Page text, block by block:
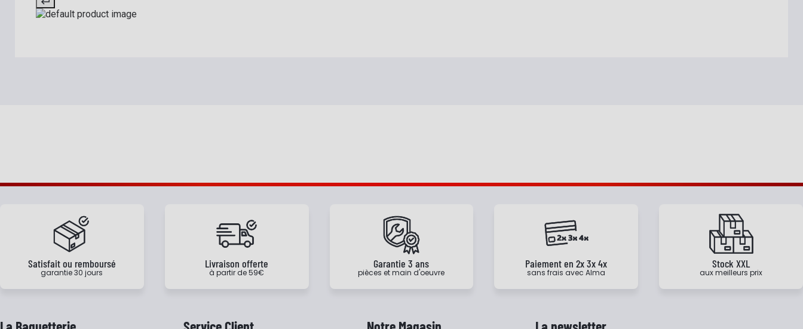
Satisfait ou remboursé
garantie 30 jours
Livraison offerte
à partir de 59€
Garantie 3 ans
pièces et main d'oeuvre
Paiement en 2x 3x 4x
sans frais avec Alma
Stock XXL
aux meilleurs prix